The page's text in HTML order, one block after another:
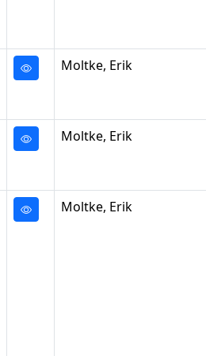
Moltke, Erik
Moltke, Erik
Moltke, Erik